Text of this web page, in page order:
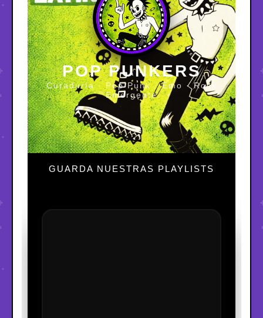
POP PUNKERS
Curaduría · Pop Punk · Emo · Rock
Emergente
GUARDA NUESTRAS PLAYLISTS